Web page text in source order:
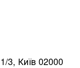
3, Київ 02000